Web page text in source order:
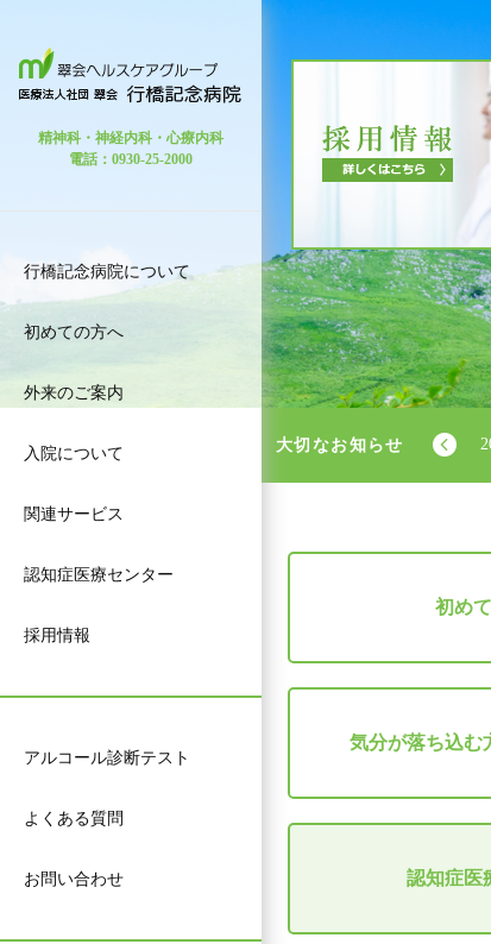
医療法人 社団
精神科・神経内科・心療内科
電話：0930-25-2000
行橋記念病院について
初めての方へ
外来のご案内
入院について
関連サービス
認知症医療センター
採用情報
アルコール診断テスト
よくある質問
お問い合わせ
大切なお知らせ
初め
気分が落ち込む
認知症医